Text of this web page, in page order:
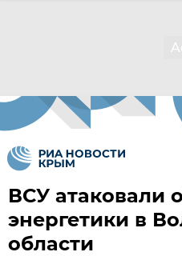
ВСУ атаковали
энергетики в
области